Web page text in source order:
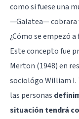
como si fuese una
—Galatea— cobrara
¿Cómo se empezó
Este concepto fue
Merton (1948) en
sociológo William I.
las personas
situación tendrá